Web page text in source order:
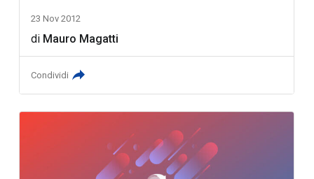
23 Nov 2012
di Mauro Magatti
Condividi